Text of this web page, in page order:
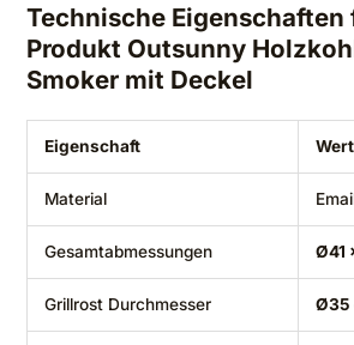
Technische Eigenschaften
Produkt Outsunny
Smoker mit Deckel
Eigenschaft Wert
Material
Gesamtabmessungen Ø41
Grillrost Durchmesser Ø35